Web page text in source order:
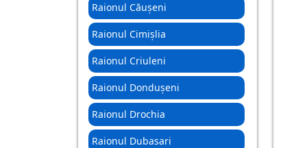
Raionul Căușeni
Raionul Cimișlia
Raionul Criuleni
Raionul Dondușeni
Raionul Drochia
Raionul Dubasari